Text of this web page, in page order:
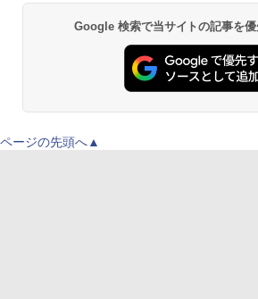
Google 検索で当サイトの記事を
ページの先頭へ▲